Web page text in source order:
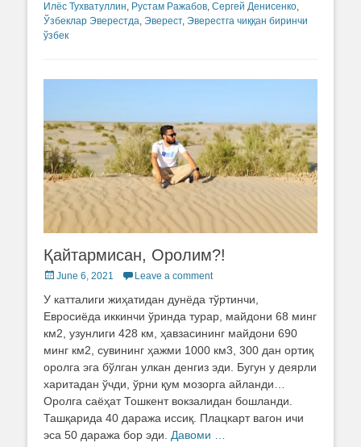
Илёс Тухватуллин Рустам Ражабов Сергей Денисенко
Ўзбеклар Эверестда Эверест, Эверестга чиққан биринчи
ўзбек
Қайтармисан, Оролим?!
Posted
June 6, 2021 Leave a comment
У катталиги жиҳатидан дунёда тўртинчи,
Евросиёда иккинчи ўринда турар, майдони 68 минг
км2, узунлиги 428 км, ҳавзасининг майдони 690
минг км2, сувининг ҳажми 1000 км3, 300 дан ортиқ
оролга эга бўлган улкан денгиз эди. Бугун у деярли
харитадан ўчди, ўрни қум мозорга айланди…
Оролга саёҳат Тошкент вокзалидан бошланди.
Ташқарида 40 даража иссиқ. Плацкарт вагон ичи
эса 50 даража бор эди. Давоми …